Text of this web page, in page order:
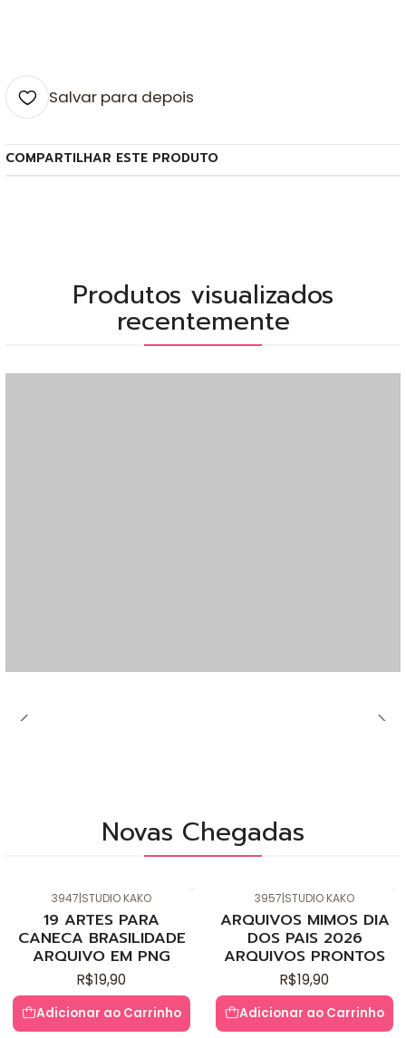
Salvar para depois
COMPARTILHAR ESTE PRODUTO
Produtos visualizados
recentemente
Novas Chegadas
3947|STUDIO KAKO
19 ARTES PARA
CANECA BRASILIDADE
ARQUIVO EM PNG
R$19,90
Adicionar ao Carrinho
3957|STUDIO KAKO
ARQUIVOS MIMOS DIA
DOS PAIS 2026
ARQUIVOS PRONTOS
R$19,90
Adicionar ao Carrinho